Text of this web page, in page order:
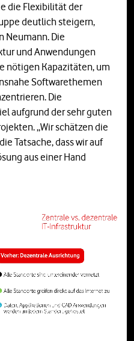
die Flexibilität der
deutlich steigern,
Neumann. Die
und Anwendungen
nötigen Kapazitäten, um
Softwarethemen
Die
aufgrund der sehr guten
„Wir schätzen die
Tatsache, dass wir auf
aus einer Hand